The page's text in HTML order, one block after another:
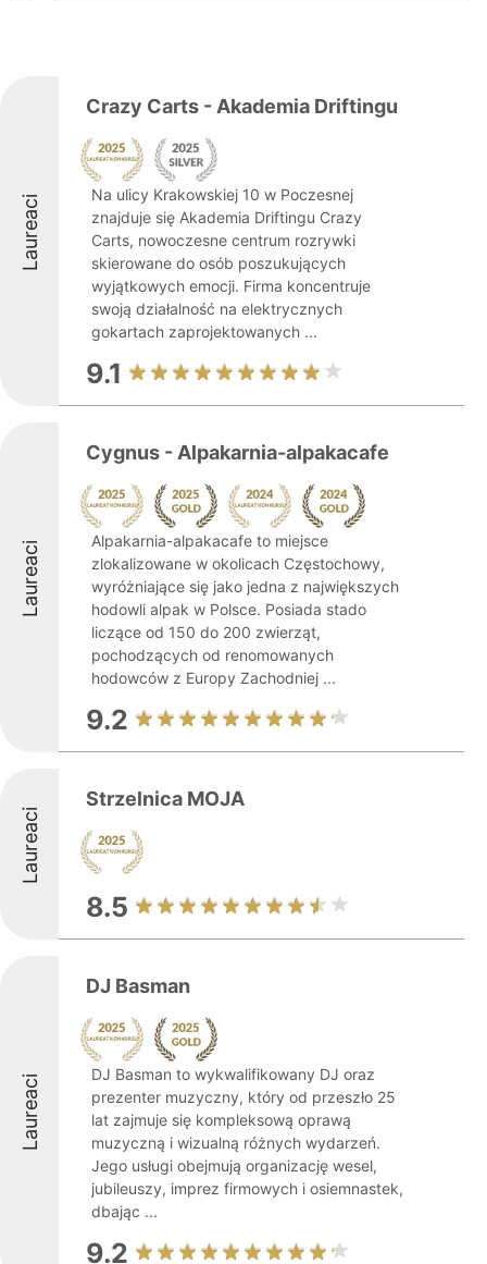
Laureaci
Crazy Carts - Akademia Driftingu
Na ulicy Krakowskiej 10 w Poczesnej
znajduje się Akademia Driftingu Crazy
Carts, nowoczesne centrum rozrywki
skierowane do osób poszukujących
wyjątkowych emocji. Firma koncentruje
swoją działalność na elektrycznych
gokartach zaprojektowanych ...
9.1
Laureaci
Cygnus - Alpakarnia-alpakacafe
Alpakarnia-alpakacafe to miejsce
zlokalizowane w okolicach Częstochowy,
wyróżniające się jako jedna z największych
hodowli alpak w Polsce. Posiada stado
liczące od 150 do 200 zwierząt,
pochodzących od renomowanych
hodowców z Europy Zachodniej ...
9.2
Laureaci
Strzelnica MOJA
8.5
Laureaci
DJ Basman
DJ Basman to wykwalifikowany DJ oraz
prezenter muzyczny, który od przeszło 25
lat zajmuje się kompleksową oprawą
muzyczną i wizualną różnych wydarzeń.
Jego usługi obejmują organizację wesel,
jubileuszy, imprez firmowych i osiemnastek,
dbając ...
9.2